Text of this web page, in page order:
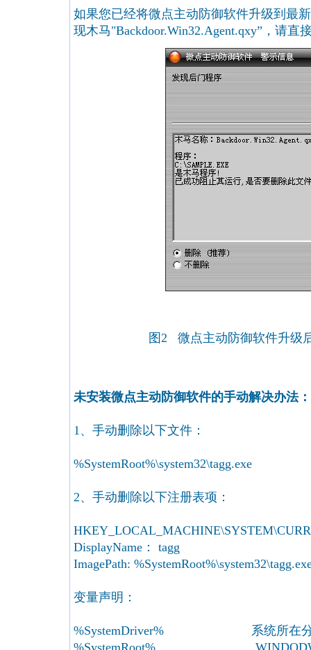
如果您已经将微点主动防御软件升级到最
现木马"Backdoor.Win32.Agent.qxy”，请直
图2 微点主动防御软件升级
未安装微点主动防御软件的手动解决办法：
1、手动删除以下文件：
%SystemRoot%\system32\tagg.exe
2、手动删除以下注册表项：
DisplayName： tagg
ImagePath:
变量声明：
%SystemDriver% 系统所在分区
%SystemRoot% WINDODWS